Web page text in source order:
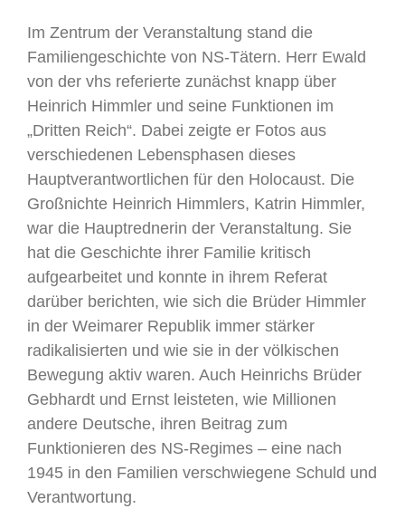
Im Zentrum der Veranstaltung stand die
Familiengeschichte von NS-Tätern. Herr Ewald
von der vhs referierte zunächst knapp über
Heinrich Himmler und seine Funktionen im
„Dritten Reich“. Dabei zeigte er Fotos aus
verschiedenen Lebensphasen dieses
Hauptverantwortlichen für den Holocaust. Die
Großnichte Heinrich Himmlers, Katrin Himmler,
war die Hauptrednerin der Veranstaltung. Sie
hat die Geschichte ihrer Familie kritisch
aufgearbeitet und konnte in ihrem Referat
darüber berichten, wie sich die Brüder Himmler
in der Weimarer Republik immer stärker
radikalisierten und wie sie in der völkischen
Bewegung aktiv waren. Auch Heinrichs Brüder
Gebhardt und Ernst leisteten, wie Millionen
andere Deutsche, ihren Beitrag zum
Funktionieren des NS-Regimes – eine nach
1945 in den Familien verschwiegene Schuld und
Verantwortung.